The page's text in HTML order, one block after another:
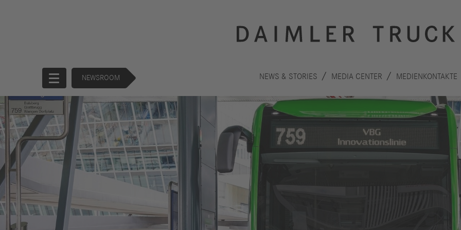
NEWSROOM NEWS & STORIES MEDIA CENTER MEDIENKONTAKTE
Startseite
Unternehmen
Unternehmensführung
130 Years of
Forward
Produkte
Trucks
Financial